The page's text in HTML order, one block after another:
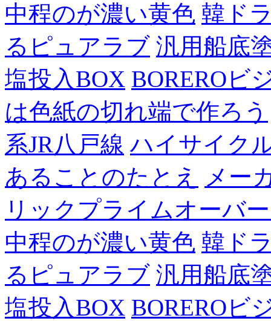
中程のが濃い黄色 韓ド
るピュアラブ 汎用船底
塩投入BOX BOREROビ
は色紙の切れ端で作ろう
系JR八戸線 ハイサイク
あることのたとえ
メー
リックプライムオーバ
中程のが濃い黄色 韓ド
るピュアラブ 汎用船底
塩投入BOX BOREROビ